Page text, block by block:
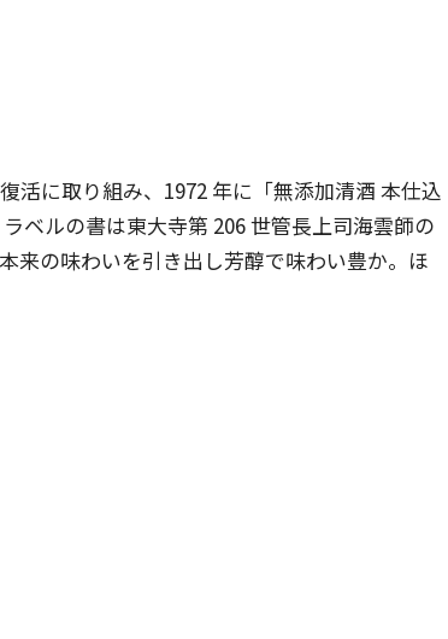
活に取り組み、1972 年に「無添加清酒 本仕込
ベルの書は東大寺第 206 世管長上司海雲師の
来の味わいを引き出し芳醇で味わい豊か。ほ